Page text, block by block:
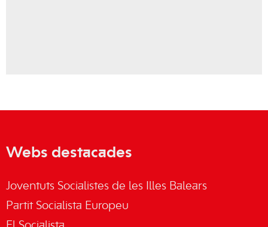
Webs destacades
Joventuts Socialistes de les Illes Balears
Partit Socialista Europeu